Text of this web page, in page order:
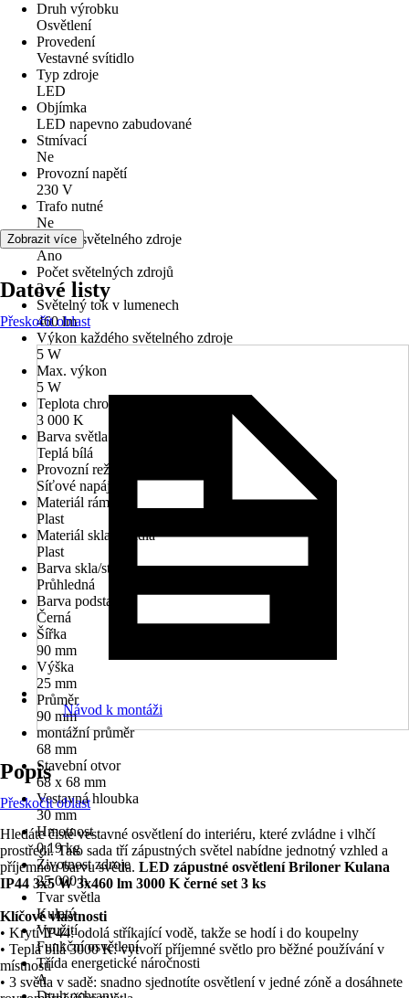
Druh výrobku
Osvětlení
Provedení
Vestavné svítidlo
Typ zdroje
LED
Objímka
LED napevno zabudované
Stmívací
Ne
Provozní napětí
230 V
Trafo nutné
Ne
Včetně světelného zdroje
Ano
Počet světelných zdrojů
3
Světelný tok v lumenech
460 lm
Výkon každého světelného zdroje
5 W
Max. výkon
5 W
Teplota chromatičnosti
3 000 K
Barva světla
Teplá bílá
Provozní režim
Síťové napájení
Materiál rámu
Plast
Materiál skla/stínidla
Plast
Barva skla/stínidla
Průhledná
Barva podstavce
Černá
Šířka
90 mm
Výška
25 mm
Průměr
90 mm
montážní průměr
68 mm
Stavební otvor
68 x 68 mm
Vestavná hloubka
30 mm
Hmotnost
0,19 kg
Životnost zdroje
25 000 h
Tvar světla
Kulatý
Využití
Funkční osvětlení
Třída energetické náročnosti
A
Zobrazit více
Datové listy
Přeskočit oblast
Návod k montáži
Popis
Přeskočit oblast
Hledáte čisté vestavné osvětlení do interiéru, které zvládne i vlhčí
prostředí. Tato sada tří zápustných světel nabídne jednotný vzhled a
příjemnou barvu světla. LED zápustné osvětlení Briloner Kulana
IP44 3x5 W 3x460 lm 3000 K černé set 3 ks
Klíčové vlastnosti
• Krytí IP44: odolá stříkající vodě, takže se hodí i do koupelny
• Teplá bílá 3000 K: vytvoří příjemné světlo pro běžné používání v
místnosti
• 3 světla v sadě: snadno sjednotíte osvětlení v jedné zóně a dosáhnete